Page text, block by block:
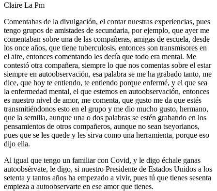
Claire La Pm
Comentabas de la divulgación, el contar nuestras experiencias, pues
tengo grupos de amistades de secundaria, por ejemplo, que ayer me
comentaban sobre una de las compañeras, amigas de escuela, desde
los once años, que tiene tuberculosis, entonces son transmisores en
el aire, entonces comentando les decía que todo era mental. Me
contestó otra compañera, siempre lo que nos comentas sobre el estar
siempre en autoobservación, esa palabra se me ha grabado tanto, me
dice, que hoy te entiendo, te entiendo porque enfermé, y el que sea
la enfermedad mental, el que estemos en autoobservación, entonces
es nuestro nivel de amor, me comenta, que gusto me da que estés
transmitiéndonos esto en el grupo y me dio mucho gusto, hermano,
que la semilla, aunque una o dos palabras se estén grabando en los
pensamientos de otros compañeros, aunque no sean tseyorianos,
pues que se les quede y les sirva como una herramienta, porque eso
dijo ella.
Al igual que tengo un familiar con Covid, y le digo échale ganas
autoobsérvate, le digo, si nuestro Presidente de Estados Unidos a los
setenta y tantos años ha empezado a vivir, pues tú que tienes sesenta
empieza a autoobservarte en ese amor que tienes.